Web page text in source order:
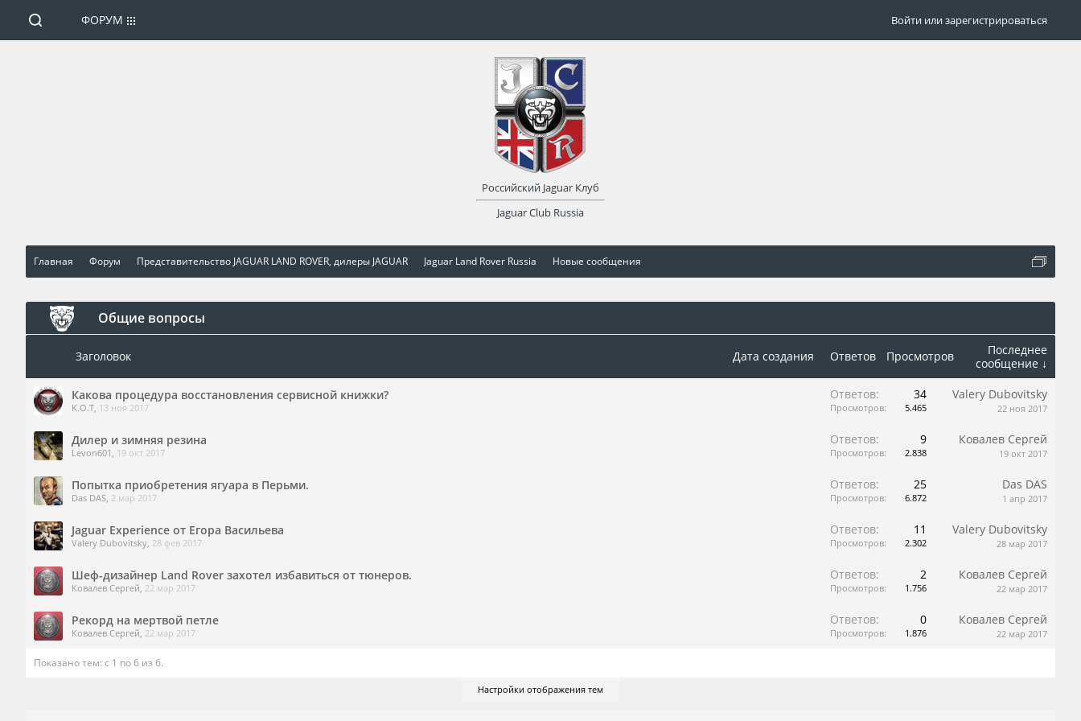
Главная Форум Представительство JAGUAR LAND ROVER, дилеры JAGUAR Jaguar Land Rover Russia Новые сообщения
Общие вопросы
Заголовок Дата создания Ответов Просмотров
Последнее
сообщение ↓
Какова процедура восстановления сервисной книжки?
K.O.T, 13 ноя 2017
Ответов: 34
Просмотров: 5.465
Valery Dubovitsky
22 ноя 2017
Дилер и зимняя резина
Levon601 , 19 окт 2017
Ответов: 9
Просмотров: 2.838
Ковалев Сергей
19 окт 2017
Попытка приобретения ягуара в Перьми.
Das DAS, 2 мар 2017
Ответов: 25
Просмотров: 6.872
Das DAS
1 апр 2017
Jaguar Experience от Егора Васильева
Valery Dubovitsky, 28 фев 2017
Ответов: 11
Просмотров: 2.302
Valery Dubovitsky
28 мар 2017
Шеф-дизайнер Land Rover захотел избавиться от тюнеров.
Ковалев Сергей, 22 мар 2017
Ответов: 2
Просмотров: 1.756
Ковалев Сергей
22 мар 2017
Рекорд на мертвой петле
Ковалев Сергей, 22 мар 2017
Ответов: 0
Просмотров: 1.876
Ковалев Сергей
22 мар 2017
Показано тем: с 1 по 6 из 6.
Настройки отображения тем
ФОРУМ
Российский Jaguar Клуб
Jaguar Club Russia
Войти или зарегистрироваться